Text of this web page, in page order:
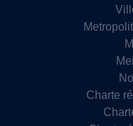
Charte